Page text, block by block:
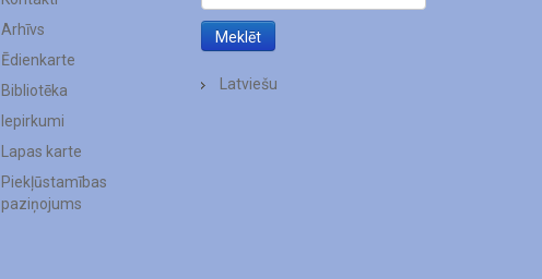
Arhīvs
Ēdienkarte
Bibliotēka
Iepirkumi
Lapas karte
Piekļūstamības
paziņojums
Latviešu